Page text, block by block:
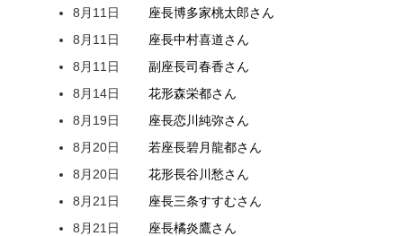
8月11日
座長博多家桃太郎さん
8月11日
座長中村喜道さん
8月11日
副座長司春香さん
8月14日
花形森栄都さん
8月19日
座長恋川純弥さん
8月20日
若座長碧月龍都さん
8月20日
花形長谷川愁さん
8月21日
座長三条すすむさん
8月21日
座長橘炎鷹さん